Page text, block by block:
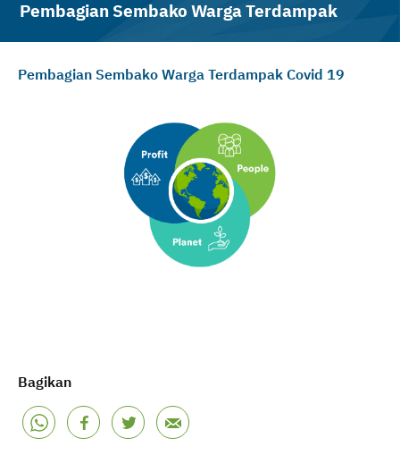
Pembagian Sembako Warga Terdampak
Bagikan
Pembagian Sembako Warga Terdampak Covid 19